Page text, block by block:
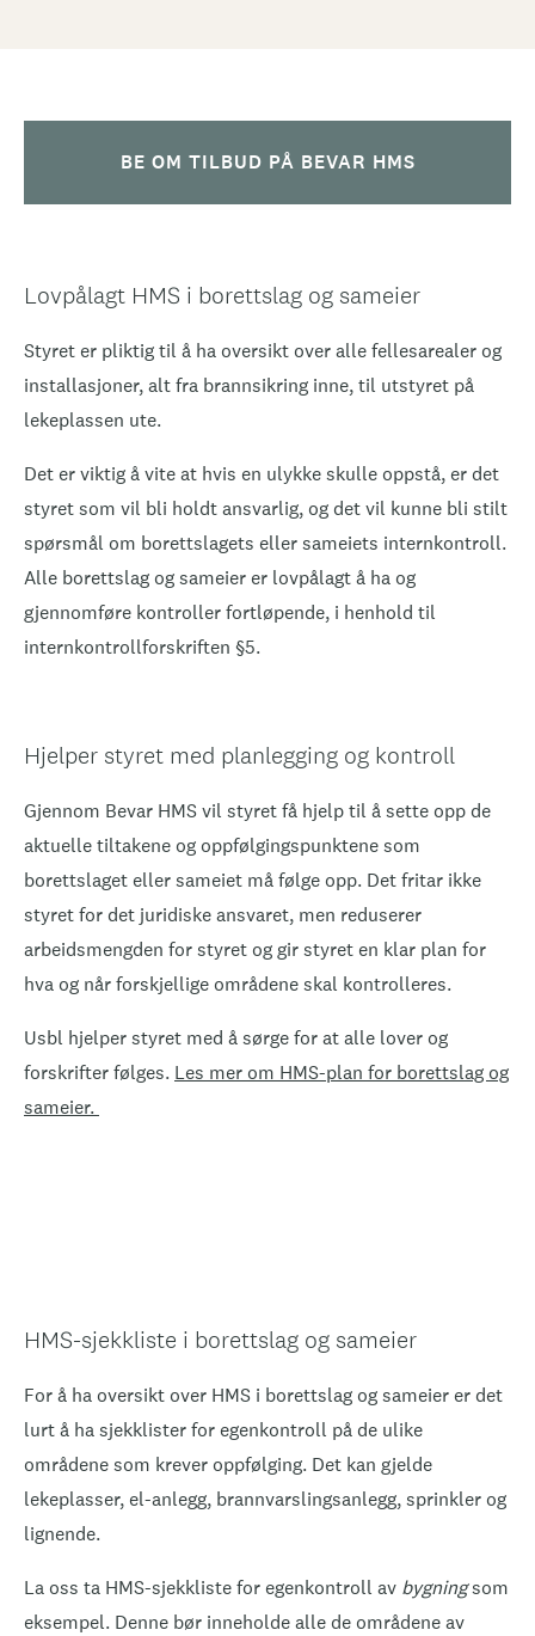
BE OM TILBUD PÅ BEVAR HMS
Lovpålagt HMS i borettslag og sameier
Styret er pliktig til å ha oversikt over alle fellesarealer og
installasjoner, alt fra brannsikring inne, til utstyret på
lekeplassen ute.
Det er viktig å vite at hvis en ulykke skulle oppstå, er det
styret som vil bli holdt ansvarlig, og det vil kunne bli stilt
spørsmål om borettslagets eller sameiets internkontroll.
Alle borettslag og sameier er lovpålagt å ha og
gjennomføre kontroller fortløpende, i henhold til
internkontrollforskriften §5.
Hjelper styret med planlegging og kontroll
Gjennom Bevar HMS vil styret få hjelp til å sette opp de
aktuelle tiltakene og oppfølgingspunktene som
borettslaget eller sameiet må følge opp. Det fritar ikke
styret for det juridiske ansvaret, men reduserer
arbeidsmengden for styret og gir styret en klar plan for
hva og når forskjellige områdene skal kontrolleres.
Usbl hjelper styret med å sørge for at alle lover og
forskrifter følges. Les mer om HMS-plan for borettslag og
sameier.
HMS-sjekkliste i borettslag og sameier
For å ha oversikt over HMS i borettslag og sameier er det
lurt å ha sjekklister for egenkontroll på de ulike
områdene som krever oppfølging. Det kan gjelde
lekeplasser, el-anlegg, brannvarslingsanlegg, sprinkler og
lignende.
La oss ta HMS-sjekkliste for egenkontroll av bygningsom
eksempel. Denne bør inneholde alle de områdene av